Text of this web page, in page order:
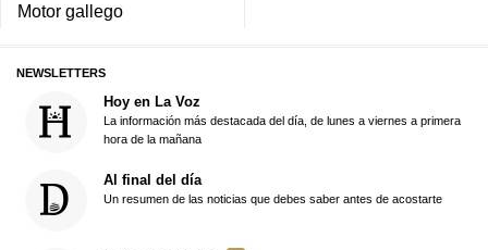
Motor gallego
NEWSLETTERS
Hoy en La Voz
La información más destacada del día, de lunes a viernes a primera
hora de la mañana
Al final del día
Un resumen de las noticias que debes saber antes de acostarte